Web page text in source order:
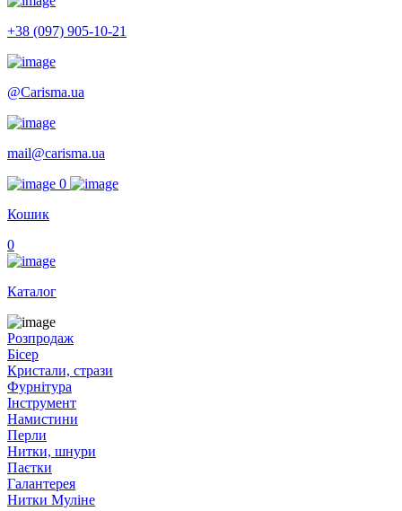
+38 (097) 905-10-21
@Carisma.ua
mail@carisma.ua
0
Кошик
0
Каталог
Розпродаж
Бісер
Кристали, стрази
Фурнітура
Інструмент
Намистини
Перли
Нитки, шнури
Паєтки
Галантерея
Нитки Муліне